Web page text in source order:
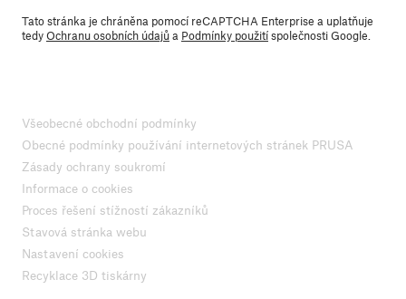
Tato stránka je chráněna pomocí reCAPTCHA Enterprise a uplatňuje
tedyOchranu osobních údajůa Podmínky použitíspolečnosti Google.
Všeobecné obchodní podmínky
Obecné podmínky používání internetových stránek PRUSA
Zásady ochrany soukromí
Informace o cookies
Proces řešení stížností zákazníků
Stavová stránka webu
Nastavení cookies
Recyklace 3D tiskárny